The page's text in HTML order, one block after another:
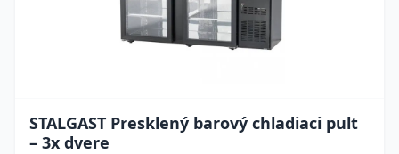
STALGAST Presklený barový chladiaci pult
– 3x dvere